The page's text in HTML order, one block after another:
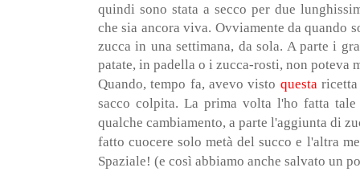
quindi sono stata a secco per due
che sia ancora viva. Ovviamente da quando
zucca in una settimana, da sola. A parte i
patate, in padella o i zucca-rosti, non poteva
Quando, tempo fa, avevo visto questaricetta
sacco colpita. La prima volta l'ho fatta
qualche cambiamento, a parte l'aggiunta di
fatto cuocere solo metà del succo e l'altra
Spaziale! (e così abbiamo anche salvato un